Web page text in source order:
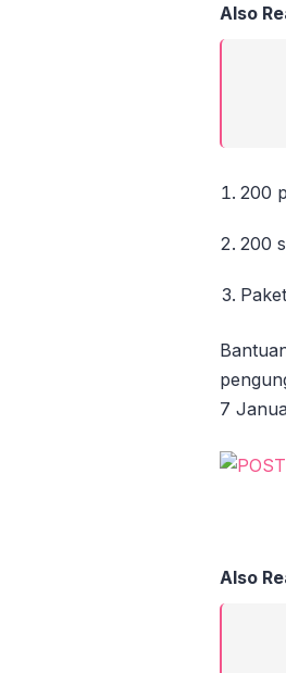
Also
200
200
7
Also